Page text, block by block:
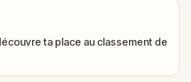
ta place au classement de